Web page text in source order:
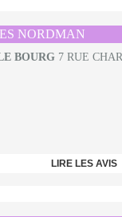
NORDMAN
BOURG 7 RUE
LIRE LES AVIS